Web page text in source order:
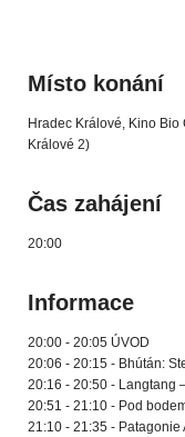
Místo konání
Hradec Králové, Kino Bio
Králové 2)
Čas zahájení
20:00
Informace
20:00 - 20:05 ÚVOD
20:06 - 20:15 - Bhútán:
20:16 - 20:50 - Langtang
20:51 - 21:10 - Pod
21:10 - 21:35 - Patagonie